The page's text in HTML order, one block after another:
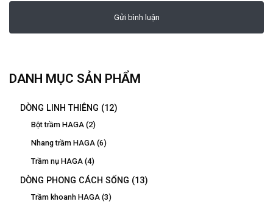
DANH MỤC SẢN PHẨM
DÒNG LINH THIÊNG (12)
Bột trầm HAGA (2)
Nhang trầm HAGA (6)
Trầm nụ HAGA (4)
DÒNG PHONG CÁCH SỐNG (13)
Trầm khoanh HAGA (3)